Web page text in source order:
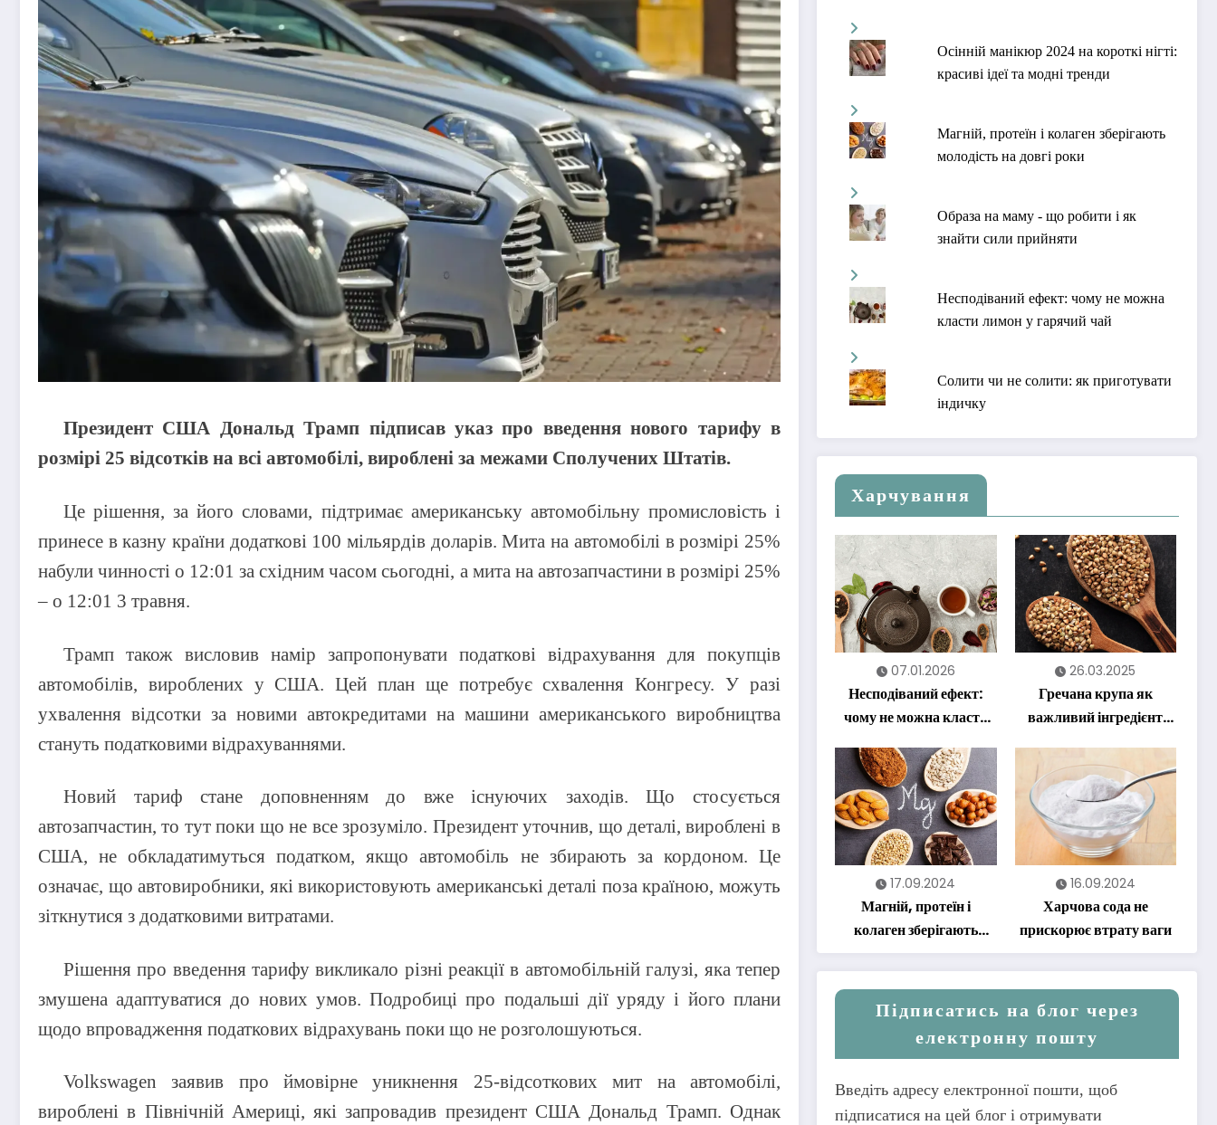
Президент США Дональд Трамп підписав указ про введення нового тарифу в
розмірі 25 відсотків на всі автомобілі, вироблені за межами Сполучених Штатів.
Це рішення, за його словами, підтримає американську автомобільну промисловість і
принесе в казну країни додаткові 100 мільярдів доларів. Мита на автомобілі в розмірі 25%
набули чинності о 12:01 за східним часом сьогодні, а мита на автозапчастини в розмірі 25%
– о 12:01 3 травня.
Трамп також висловив намір запропонувати податкові відрахування для покупців
автомобілів, вироблених у США. Цей план ще потребує схвалення Конгресу. У разі
ухвалення відсотки за новими автокредитами на машини американського виробництва
стануть податковими відрахуваннями.
Новий тариф стане доповненням до вже існуючих заходів. Що стосується
автозапчастин, то тут поки що не все зрозуміло. Президент уточнив, що деталі, вироблені в
США, не обкладатимуться податком, якщо автомобіль не збирають за кордоном. Це
означає, що автовиробники, які використовують американські деталі поза країною, можуть
зіткнутися з додатковими витратами.
Рішення про введення тарифу викликало різні реакції в автомобільній галузі, яка тепер
змушена адаптуватися до нових умов. Подробиці про подальші дії уряду і його плани
щодо впровадження податкових відрахувань поки що не розголошуються.
Volkswagen заявив про ймовірне уникнення 25-відсоткових мит на автомобілі,
вироблені в Північній Америці, які запровадив президент США Дональд Трамп. Однак
Осінній манікюр 2024 на короткі нігті:
красиві ідеї та модні тренди
Магній, протеїн і колаген зберігають
молодість на довгі роки
Образа на маму - що робити і як
знайти сили прийняти
Несподіваний ефект: чому не можна
класти лимон у гарячий чай
Солити чи не солити: як приготувати
індичку
Харчування
07.01.2026
Несподіваний ефект:
чому не можна класти
26.03.2025
Гречана крупа як
важливий інгредієнт
17.09.2024
Магній, протеїн і
колаген зберігають
молодість на довгі роки
16.09.2024
Харчова сода не
прискорює втрату ваги
Підписатись на блог через
електронну пошту
Введіть адресу електронної пошти, щоб
підписатися на цей блог і отримувати